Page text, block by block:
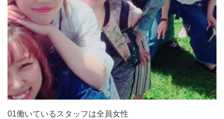
01働いているスタッフは全員女性